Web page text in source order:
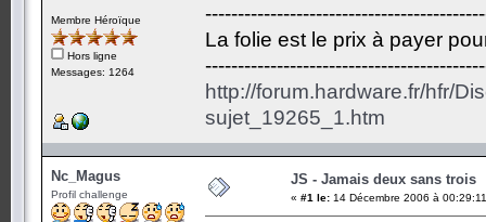
Membre Héroïque
Hors ligne
Messages: 1264
La folie est le prix à payer
http://forum.hardware.fr/hfr/
sujet_19265_1.htm
Nc_Magus
Profil challenge
JS - Jamais deux sans trois
« #1 le: 14 Décembre 2006 à